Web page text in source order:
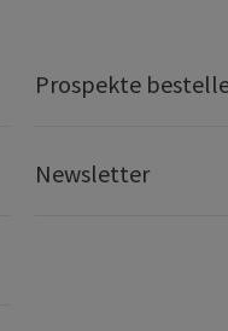
Prospekte
Newsletter